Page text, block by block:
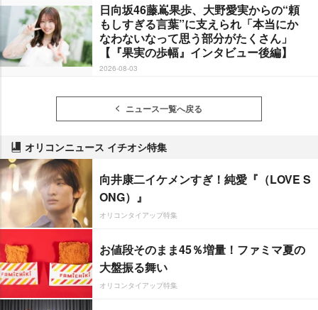
日向坂46藤嶌果歩、大野愛実からの“頼
もしすぎる言葉”に支えられ「本当にか
なわないなって思う部分がたくさん」
【『果実の歩幅』インタビュー後編】
2026-08-03
ニュース一覧へ戻る
オリコンニュース イチオシ特集
向井康二イケメンすぎ！純愛『（LOVE S
ONG）』
オリコンタイアップ特集
お値段そのまま45％増量！ファミマ夏の
大盤振る舞い
オリコンタイアップ特集